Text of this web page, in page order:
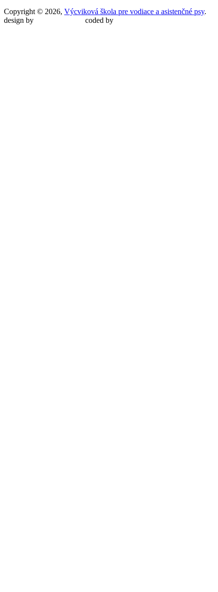
Copyright © 2026, Výcviková škola pre vodiace a asistenčné psy.
design by
coded by